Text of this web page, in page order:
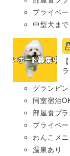
プライベ
中型犬まで
グランピ
同室宿泊
部屋食プ
プライベ
わんこメ
温泉あり